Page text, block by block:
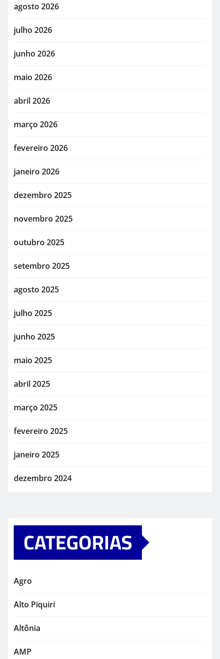
agosto 2026
julho 2026
junho 2026
maio 2026
abril 2026
março 2026
fevereiro 2026
janeiro 2026
dezembro 2025
novembro 2025
outubro 2025
setembro 2025
agosto 2025
julho 2025
junho 2025
maio 2025
abril 2025
março 2025
fevereiro 2025
janeiro 2025
dezembro 2024
CATEGORIAS
Agro
Alto Piquiri
Altônia
AMP